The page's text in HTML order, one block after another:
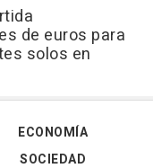
de euros para
solos en
ECONOMÍA
SOCIEDAD